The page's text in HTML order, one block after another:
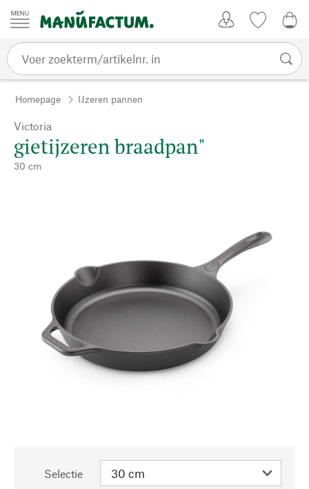
Passer au contenu
Homepage IJzeren pannen
Victoria
gietijzeren braadpan"
30 cm
Selectie